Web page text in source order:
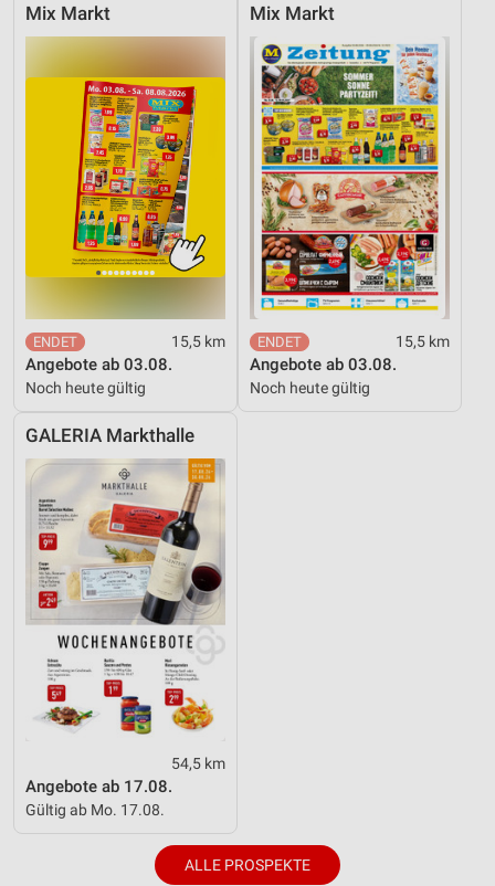
Mix Markt
15,5 km
Angebote ab 03.08.
Noch heute gültig
Mix Markt
15,5 km
Angebote ab 03.08.
Noch heute gültig
GALERIA Markthalle
54,5 km
Angebote ab 17.08.
Gültig ab Mo. 17.08.
ALLE PROSPEKTE
Verwendung genauer Standortdaten
Geräte anhand von aktiv angeforderten
Nicht-IAB-Verarbeitungszwecke:
Notwendig
Performance
Funktional
Werbung